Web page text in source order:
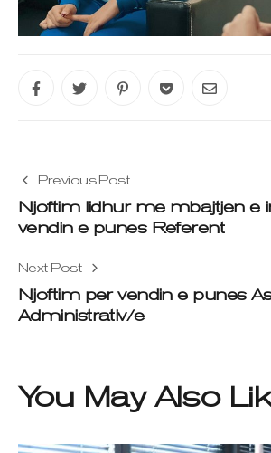
Previous Post
Njoftim lidhur me mbajtjen e
vendin e punes Referent
Next Post
Njoftim per vendin e punes
Administrativ/e
You May Also